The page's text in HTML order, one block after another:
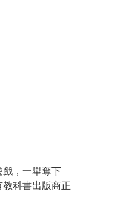
，一舉奪下
教科書出版商正